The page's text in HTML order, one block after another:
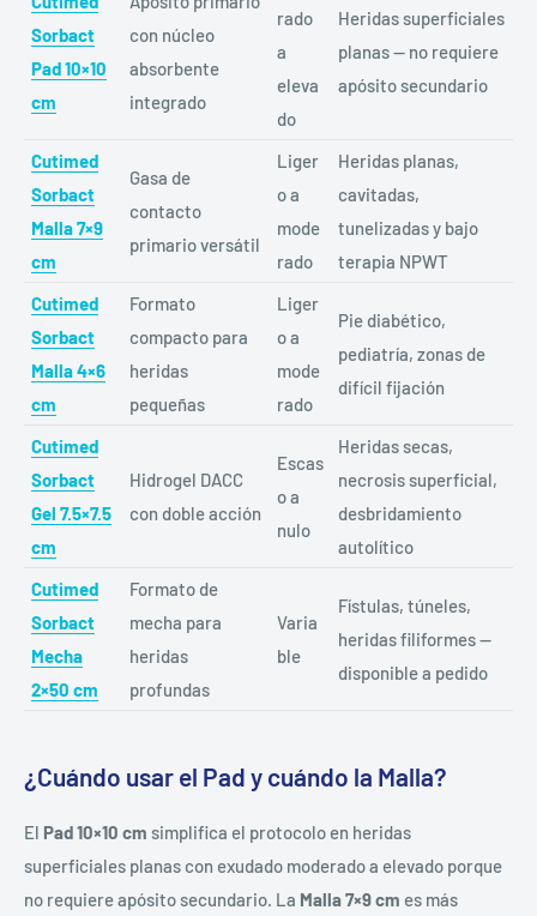
Sorbact
Pad 10×10
cm
con núcleo
absorbente
integrado
rado
a
eleva
do
Heridas superficiales
planas — no requiere
apósito secundario
Cutimed
Sorbact
Malla 7×9
cm
Gasa de
contacto
primario versátil
Liger
o a
mode
rado
Heridas planas,
cavitadas,
tunelizadas y bajo
terapia NPWT
Cutimed
Sorbact
Malla 4×6
cm
Formato
compacto para
heridas
pequeñas
Liger
o a
mode
rado
Pie diabético,
pediatría, zonas de
difícil fijación
Cutimed
Sorbact
Gel 7.5×7.5
cm
Hidrogel DACC
con doble acción
Escas
o a
nulo
Heridas secas,
necrosis superficial,
desbridamiento
autolítico
Cutimed
Sorbact
Mecha
2×50 cm
Formato de
mecha para
heridas
profundas
Varia
ble
Fístulas, túneles,
heridas filiformes —
disponible a pedido
¿Cuándo usar el Pad y cuándo la Malla?
El Pad 10×10 cm simplifica el protocolo en heridas
superficiales planas con exudado moderado a elevado porque
no requiere apósito secundario. La Malla 7×9 cm es más